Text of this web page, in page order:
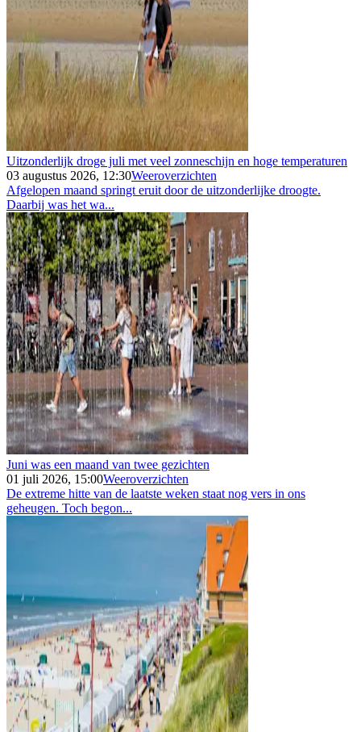
Uitzonderlijk droge juli met veel zonneschijn en hoge temperaturen
03 augustus 2026, 12:30Weeroverzichten
Afgelopen maand springt eruit door de uitzonderlijke droogte.
Daarbij was het wa...
Juni was een maand van twee gezichten
01 juli 2026, 15:00Weeroverzichten
De extreme hitte van de laatste weken staat nog vers in ons
geheugen. Toch begon...